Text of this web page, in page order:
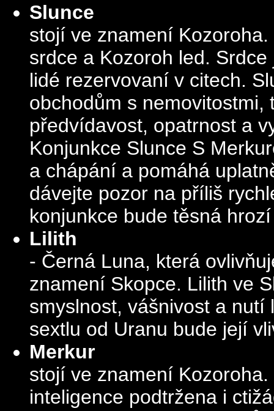
Slunce
stojí ve znamení
srdce a Kozoroh led.
lidé rezervovaní v citech.
obchodům s
předvídavost, opatrnost a
Konjunkce Slunce S
a chápání a pomáhá
dávejte pozor na příliš
konjunkce bude těsná
Lilith
- Černá Luna, která
znamení Skopce. Lilith ve
smyslnost, vášnivost a
sextlu od Uranu bude její
Merkur
stojí ve znamení
inteligence podtržena i